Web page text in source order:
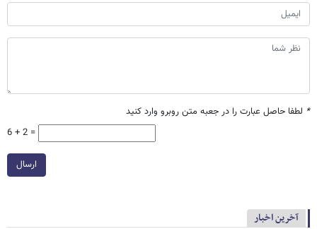
* لطفا حاصل عبارت را در جعبه متن روبرو وارد کنید
6 + 2 =
ارسال
آخرین اخبار